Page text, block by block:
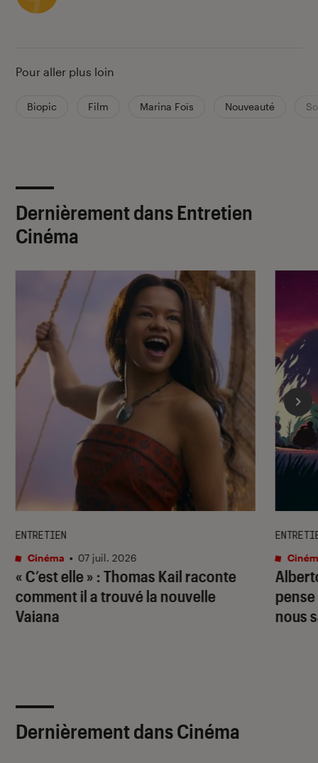
Pour aller plus loin
Biopic Film Marina Foïs Nouveauté
Dernièrement dans Entretien
Cinéma
« C’est elle » : Thomas Kail raconte
comment il a trouvé la nouvelle
Vaiana
ENTRETIEN
Cinéma • 07 juil. 2026
nous
Dernièrement dans Cinéma